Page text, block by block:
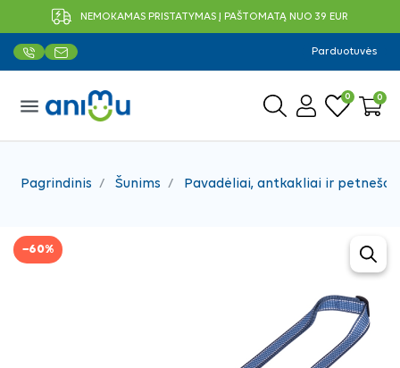
NEMOKAMAS PRISTATYMAS Į PAŠTOMATĄ NUO 39 EUR
Parduotuvės
menu 0 0
Pagrindinis Šunims Pavadėliai, antkakliai ir petnešos
−60%